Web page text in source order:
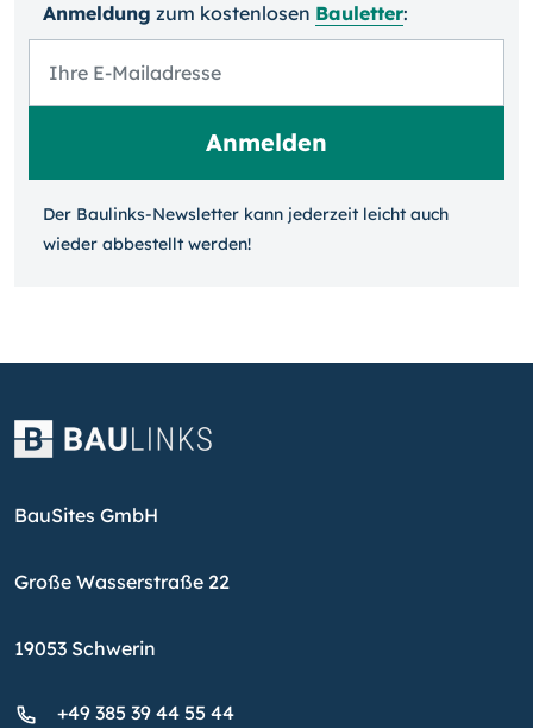
Anmeldung zum kosten­losen Bauletter:
Der Baulinks-Newsletter kann jeder­zeit leicht auch
wieder ab­bestellt werden!
BauSites GmbH
Große Wasserstraße 22
19053 Schwerin
+49 385 39 44 55 44